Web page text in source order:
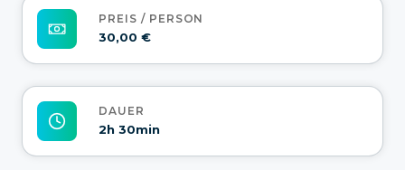
PREIS / PERSON
30,00 €
DAUER
2h 30min